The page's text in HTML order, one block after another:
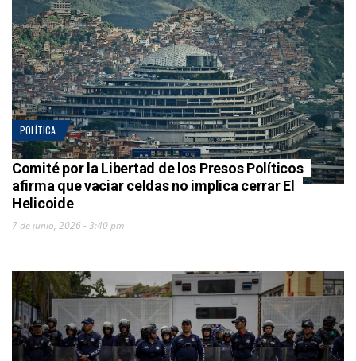
POLÍTICA
Comité por la Libertad de los Presos Políticos
afirma que vaciar celdas no implica cerrar El
Helicoide
7 de junio, 2026 - 3:40 pm